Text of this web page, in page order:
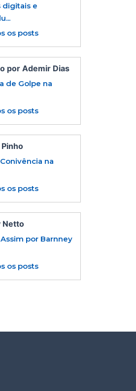
digitais e
os posts
por Ademir Dias
de Golpe na
os posts
na
os posts
Netto
por Barnney
os posts